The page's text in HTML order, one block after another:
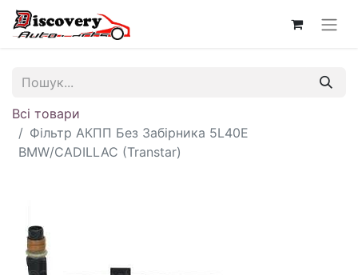
Всі товари
Фільтр АКПП Без Забірника 5L40E
BMW/CADILLAC (Transtar)